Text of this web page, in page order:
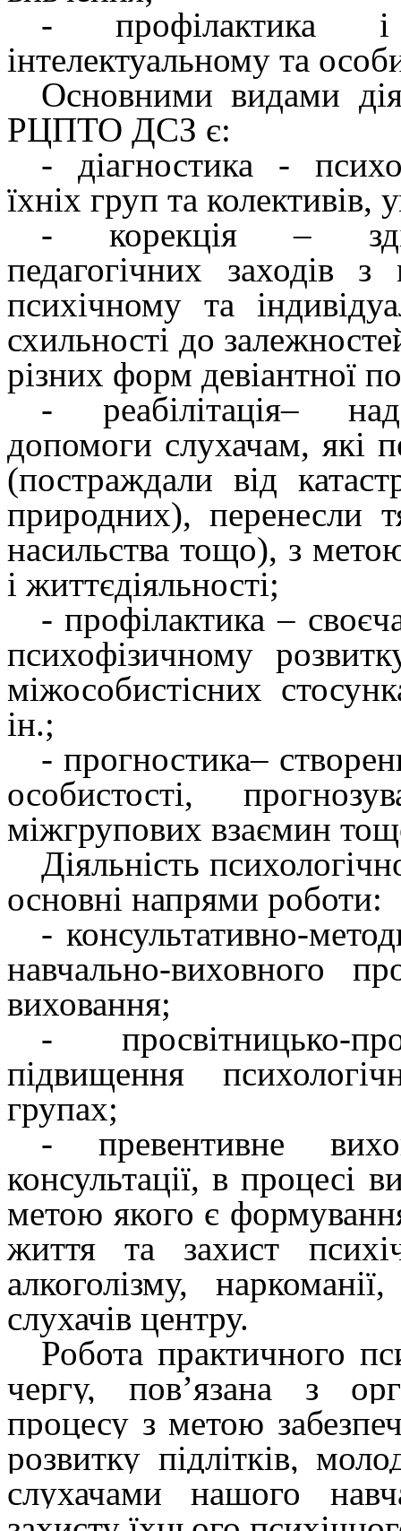
-
інтелектуальному та
Основнимивидами
РЦПТО ДСЗ є:
- діагностика -
їхніх груп та
-корекція–
педагогічних заходів
психічному та
схильності до
різних форм девіантної
- реабілітація–
допомоги слухачам, які
(постраждали від
природних), перенесли
насильства тощо), з
і життєдіяльності;
-профілактика–
психофізичному
міжособистісних
ін.;
- прогностика–
особистості,
міжгрупових взаємин
Діяльність
основні напрями роботи:
-консультативно-
навчально-виховного
виховання;
-
підвищення
групах;
- превентивне
консультації, в процесі
метою якого є
життя та захист
алкоголізму,
слухачів центру.
Робота практичного
чергу, пов’язана з
процесу з метою
розвитку підлітків,
слухачами нашого